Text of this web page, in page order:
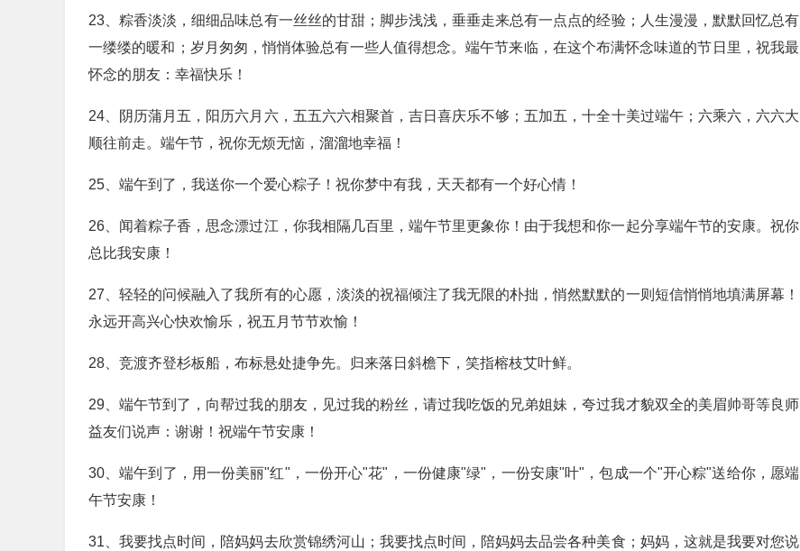
23、粽香淡淡，细细品味总有一丝丝的甘甜；脚步浅浅，垂垂走来总有一点点的经验；人生漫漫，默默回忆总有
一缕缕的暖和；岁月匆匆，悄悄体验总有一些人值得想念。端午节来临，在这个布满怀念味道的节日里，祝我最
怀念的朋友：幸福快乐！
24、阴历蒲月五，阳历六月六，五五六六相聚首，吉日喜庆乐不够；五加五，十全十美过端午；六乘六，六六大
顺往前走。端午节，祝你无烦无恼，溜溜地幸福！
25、端午到了，我送你一个爱心粽子！祝你梦中有我，天天都有一个好心情！
26、闻着粽子香，思念漂过江，你我相隔几百里，端午节里更象你！由于我想和你一起分享端午节的安康。祝你
总比我安康！
27、轻轻的问候融入了我所有的心愿，淡淡的祝福倾注了我无限的朴拙，悄然默默的一则短信悄悄地填满屏幕！
永远开高兴心快欢愉乐，祝五月节节欢愉！
28、竞渡齐登杉板船，布标悬处捷争先。归来落日斜檐下，笑指榕枝艾叶鲜。
29、端午节到了，向帮过我的朋友，见过我的粉丝，请过我吃饭的兄弟姐妹，夸过我才貌双全的美眉帅哥等良师
益友们说声：谢谢！祝端午节安康！
30、端午到了，用一份美丽"红"，一份开心"花"，一份健康"绿"，一份安康"叶"，包成一个"开心粽"送给你，愿端
午节安康！
31、我要找点时间，陪妈妈去欣赏锦绣河山；我要找点时间，陪妈妈去品尝各种美食；妈妈，这就是我要对您说